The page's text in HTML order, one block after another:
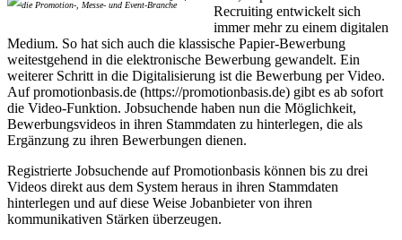
Recruiting entwickelt sich
immer mehr zu einem digitalen
Medium. So hat sich auch die klassische Papier-Bewerbung
weitestgehend in die elektronische Bewerbung gewandelt. Ein
weiterer Schritt in die Digitalisierung ist die Bewerbung per Video.
Auf promotionbasis.de (https://promotionbasis.de) gibt es ab sofort
die Video-Funktion. Jobsuchende haben nun die Möglichkeit,
Bewerbungsvideos in ihren Stammdaten zu hinterlegen, die als
Ergänzung zu ihren Bewerbungen dienen.
Registrierte Jobsuchende auf Promotionbasis können bis zu drei
Videos direkt aus dem System heraus in ihren Stammdaten
hinterlegen und auf diese Weise Jobanbieter von ihren
kommunikativen Stärken überzeugen.